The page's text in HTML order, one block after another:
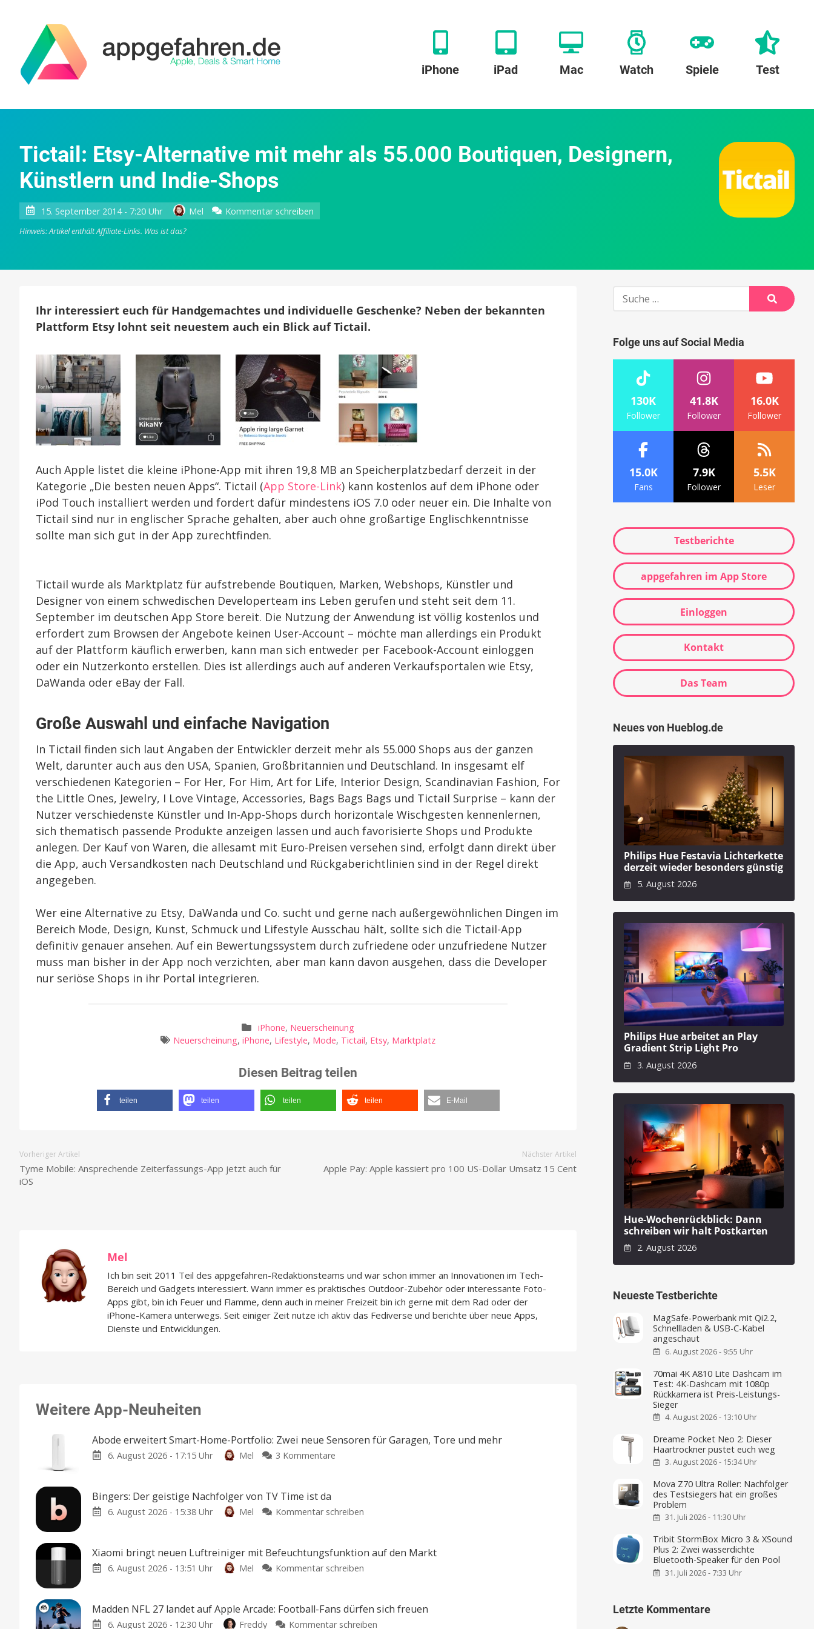
iPhone iPad Mac Watch Spiele Test
Tictail: Etsy-Alternative mit mehr als 55.000 Boutiquen, Designern,
Künstlern und Indie-Shops
15. September 2014 - 7:20 Uhr Mel Kommentar schreiben
Boutiquen,
Designern,
Indie-
Shops
Hinweis: Artikel enthält Affiliate-Links. Was ist das?
Ihr interessiert euch für Handgemachtes und individuelle Geschenke? Neben der bekannten
Plattform Etsy lohnt seit neuestem auch ein Blick auf Tictail.
Auch Apple listet die kleine iPhone-App mit ihren 19,8 MB an Speicherplatzbedarf derzeit in der
Kategorie „Die besten neuen Apps“. Tictail (App Store-Link) kann kostenlos auf dem iPhone oder
iPod Touch installiert werden und fordert dafür mindestens iOS 7.0 oder neuer ein. Die Inhalte von
Tictail sind nur in englischer Sprache gehalten, aber auch ohne großartige Englischkenntnisse
sollte man sich gut in der App zurechtfinden.
Tictail wurde als Marktplatz für aufstrebende Boutiquen, Marken, Webshops, Künstler und
Designer von einem schwedischen Developerteam ins Leben gerufen und steht seit dem 11.
September im deutschen App Store bereit. Die Nutzung der Anwendung ist völlig kostenlos und
erfordert zum Browsen der Angebote keinen User-Account – möchte man allerdings ein Produkt
auf der Plattform käuflich erwerben, kann man sich entweder per Facebook-Account einloggen
oder ein Nutzerkonto erstellen. Dies ist allerdings auch auf anderen Verkaufsportalen wie Etsy,
DaWanda oder eBay der Fall.
Große Auswahl und einfache Navigation
In Tictail finden sich laut Angaben der Entwickler derzeit mehr als 55.000 Shops aus der ganzen
Welt, darunter auch aus den USA, Spanien, Großbritannien und Deutschland. In insgesamt elf
verschiedenen Kategorien – For Her, For Him, Art for Life, Interior Design, Scandinavian Fashion, For
the Little Ones, Jewelry, I Love Vintage, Accessories, Bags Bags Bags und Tictail Surprise – kann der
Nutzer verschiedenste Künstler und In-App-Shops durch horizontale Wischgesten kennenlernen,
sich thematisch passende Produkte anzeigen lassen und auch favorisierte Shops und Produkte
anlegen. Der Kauf von Waren, die allesamt mit Euro-Preisen versehen sind, erfolgt dann direkt über
die App, auch Versandkosten nach Deutschland und Rückgaberichtlinien sind in der Regel direkt
angegeben.
Wer eine Alternative zu Etsy, DaWanda und Co. sucht und gerne nach außergewöhnlichen Dingen im
Bereich Mode, Design, Kunst, Schmuck und Lifestyle Ausschau hält, sollte sich die Tictail-App
definitiv genauer ansehen. Auf ein Bewertungssystem durch zufriedene oder unzufriedene Nutzer
muss man bisher in der App noch verzichten, aber man kann davon ausgehen, dass die Developer
nur seriöse Shops in ihr Portal integrieren.
iPhone, Neuerscheinung
Neuerscheinung,iPhone, Lifestyle, Mode, Tictail, Etsy, Marktplatz
Diesen Beitrag teilen
teilen teilen teilen teilen E-Mail
Vorheriger Artikel
Tyme Mobile: Ansprechende Zeiterfassungs-App jetzt auch für
iOS
Nächster Artikel
Apple Pay: Apple kassiert pro 100 US-Dollar Umsatz 15 Cent
Mel
Ich bin seit 2011 Teil des appgefahren-Redaktionsteams und war schon immer an Innovationen im Tech-
Bereich und Gadgets interessiert. Wann immer es praktisches Outdoor-Zubehör oder interessante Foto-
Apps gibt, bin ich Feuer und Flamme, denn auch in meiner Freizeit bin ich gerne mit dem Rad oder der
iPhone-Kamera unterwegs. Seit einiger Zeit nutze ich aktiv das Fediverse und berichte über neue Apps,
Dienste und Entwicklungen.
Weitere App-Neuheiten
Abode erweitert Smart-Home-Portfolio: Zwei neue Sensoren für Garagen, Tore und mehr
6. August 2026 - 17:15 Uhr Mel 3 Kommentare
Home-
Portfolio:
Sensoren
für
und
mehr
Bingers: Der geistige Nachfolger von TV Time ist da
6. August 2026 - 15:38 Uhr Mel Kommentar schreiben
geistige
ist
da
Xiaomi bringt neuen Luftreiniger mit Befeuchtungsfunktion auf den Markt
6. August 2026 - 13:51 Uhr Mel Kommentar schreiben
neuen
Madden NFL 27 landet auf Apple Arcade: Football-Fans dürfen sich freuen
6. August 2026 - 12:30 Uhr Freddy Kommentar schreiben
Suche
Suche
Folge uns auf Social Media
130K
Follower
41.8K
Follower
16.0K
Follower
15.0K
Fans
7.9K
Follower
5.5K
Leser
Testberichte
appgefahren im App Store
Einloggen
Kontakt
Das Team
Neues von Hueblog.de
Philips Hue Festavia Lichterkette
derzeit wieder besonders günstig
5. August 2026
Philips Hue arbeitet an Play
Gradient Strip Light Pro
3. August 2026
Hue-Wochenrückblick: Dann
schreiben wir halt Postkarten
2. August 2026
Neueste Testberichte
MagSafe-Powerbank mit Qi2.2,
Schnellladen & USB-C-Kabel
angeschaut
6. August 2026 - 9:55 Uhr
70mai 4K A810 Lite Dashcam im
Test: 4K-Dashcam mit 1080p
Rückkamera ist Preis-Leistungs-
Sieger
4. August 2026 - 13:10 Uhr
Dreame Pocket Neo 2: Dieser
Haartrockner pustet euch weg
3. August 2026 - 15:34 Uhr
Mova Z70 Ultra Roller: Nachfolger
des Testsiegers hat ein großes
Problem
31. Juli 2026 - 11:30 Uhr
Tribit StormBox Micro 3 & XSound
Plus 2: Zwei wasserdichte
Bluetooth-Speaker für den Pool
31. Juli 2026 - 7:33 Uhr
Letzte Kommentare